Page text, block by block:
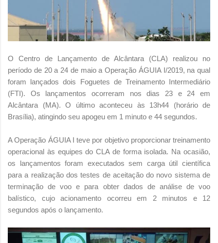
O Centro de Lançamento de Alcântara (CLA) realizou no
período de 20 a 24 de maio a Operação ÁGUIA I/2019, na qual
foram lançados dois Foguetes de Treinamento Intermediário
(FTI). Os lançamentos ocorreram nos dias 23 e 24 em
Alcântara (MA). O último aconteceu às 13h44 (horário de
Brasília), atingindo seu apogeu em 1 minuto e 44 segundos.
A Operação ÁGUIA I teve por objetivo proporcionar treinamento
operacional às equipes do CLA de forma isolada. Na ocasião,
os lançamentos foram executados sem carga útil científica
para a realização dos testes de aceitação do novo sistema de
terminação de voo e para obter dados de análise de voo
balístico, cujo acionamento ocorreu em 2 minutos e 12
segundos após o lançamento.